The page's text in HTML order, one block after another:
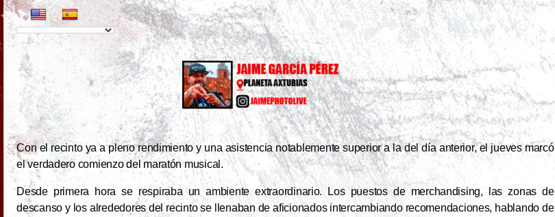
r
e
e
b
o
o
k
e
r
Con el recinto ya a pleno rendimiento y una asistencia notablemente superior a la del día anterior, el jueves marcó
el verdadero comienzo del maratón musical.
Desde primera hora se respiraba un ambiente extraordinario. Los puestos de merchandising, las zonas de
descanso y los alrededores del recinto se llenaban de aficionados intercambiando recomendaciones, hablando de